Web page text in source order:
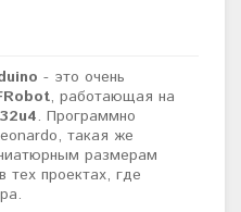
- это очень
, работающая на
. Программно
такая же
размерам
тех проектах, где